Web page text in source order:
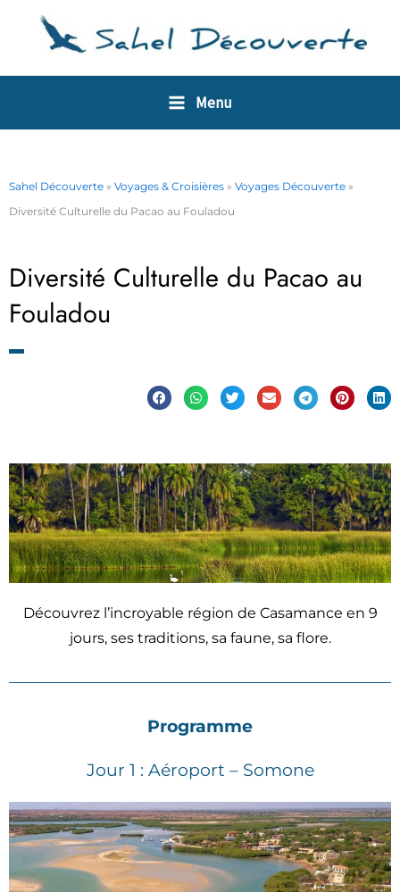
Menu
Sahel Découverte » Voyages & Croisières » Voyages Découverte »
Diversité Culturelle du Pacao au Fouladou
Diversité Culturelle du Pacao au
Fouladou
Découvrez l’incroyable région de Casamance en 9
jours, ses traditions, sa faune, sa flore.
Programme
Jour 1 : Aéroport – Somone
Panneau de gestion des cookies